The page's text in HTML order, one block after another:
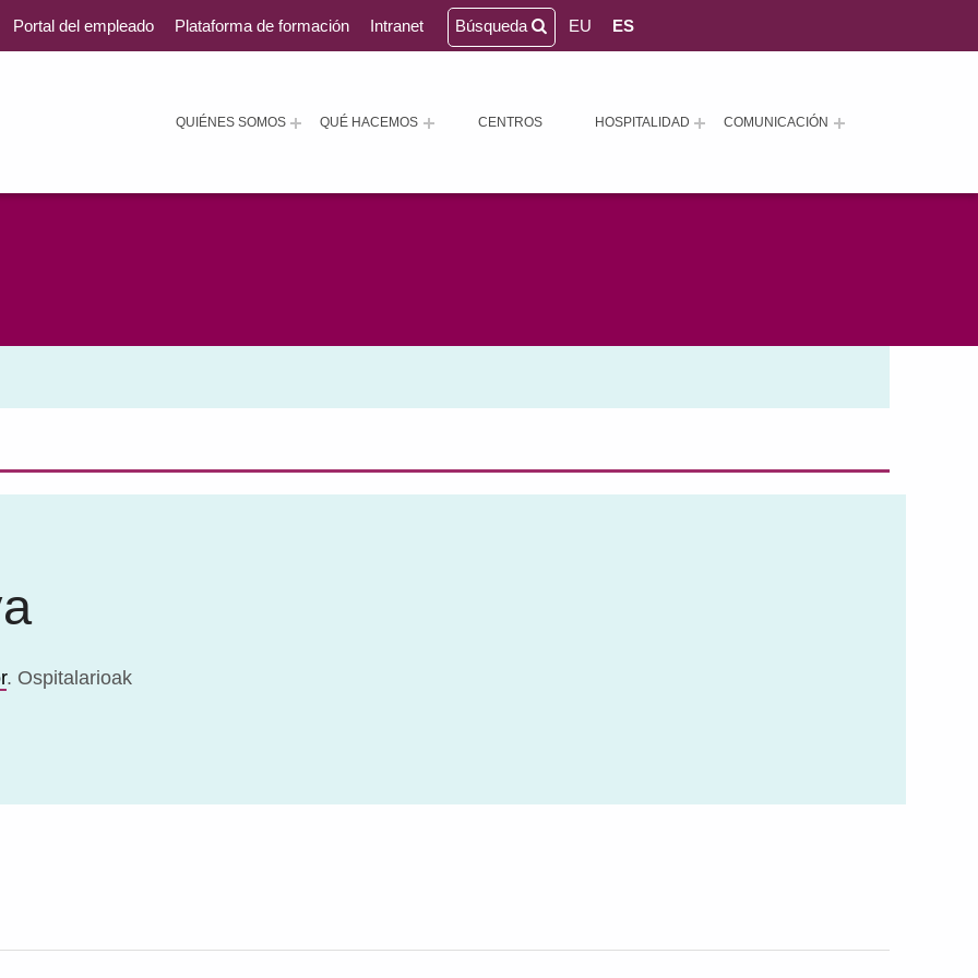
QUIÉNES SOMOS QUÉ HACEMOS CENTROS HOSPITALIDAD COMUNICACIÓN
Portal del empleado Plataforma de formación Intranet Búsqueda EU ES
. Ospitalarioak